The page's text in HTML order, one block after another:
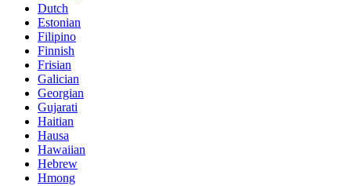
Dutch
Estonian
Filipino
Finnish
Frisian
Galician
Georgian
Gujarati
Haitian
Hausa
Hawaiian
Hebrew
Hmong